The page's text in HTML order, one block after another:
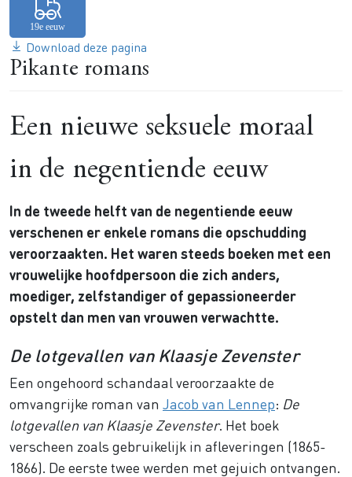
Download deze pagina
Pikante romans
Een nieuwe seksuele moraal
in de negentiende eeuw
In de tweede helft van de negentiende eeuw
verschenen er enkele romans die opschudding
veroorzaakten. Het waren steeds boeken met een
vrouwelijke hoofdpersoon die zich anders,
moediger, zelfstandiger of gepassioneerder
opstelt dan men van vrouwen verwachtte.
De lotgevallen van Klaasje Zevenster
Een ongehoord schandaal veroorzaakte de
omvangrijke roman van Jacob van Lennep: De
lotgevallen van Klaasje Zevenster. Het boek
verscheen zoals gebruikelijk in afleveringen (1865-
1866). De eerste twee werden met gejuich ontvangen.